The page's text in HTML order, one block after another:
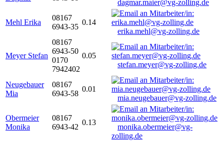
dagmar.maier@vg-zolling.de
Mehl Erika
08167
6943-35
0.14
erika.mehl@vg-zolling.de
Meyer Stefan
08167
6943-50
0170
7942402
0.05
stefan.meyer@vg-zolling.de
Neugebauer
Mia
08167
6943-58
0.01
mia.neugebauer@vg-zolling.de
Obermeier
Monika
08167
6943-42
0.13
monika.obermeier@vg-
zolling.de